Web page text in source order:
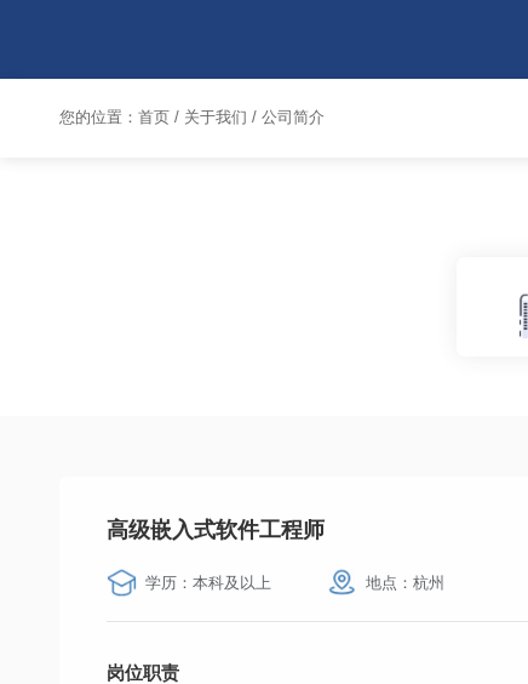
您的位置： 首页/ 关于我们 / 公司简介
高级嵌入式软件工程师
学历：本科及以上 地点：杭州
岗位职责